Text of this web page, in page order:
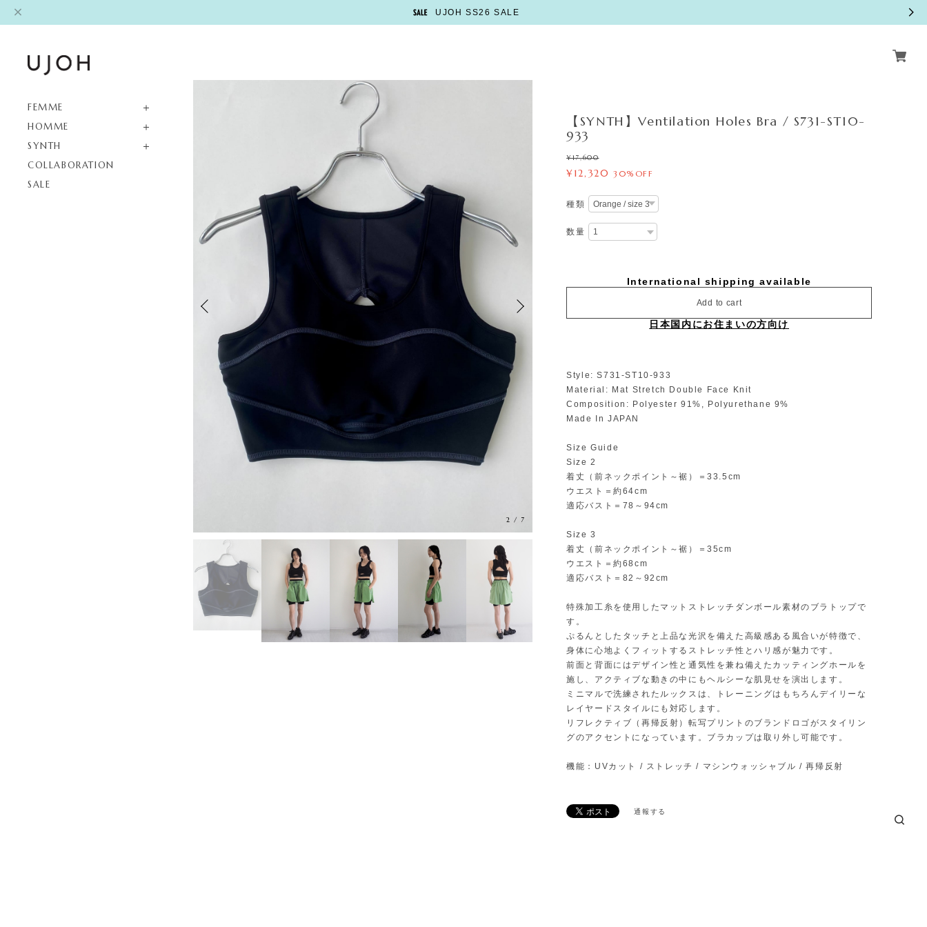
UJOH SS26 SALE
FEMME
HOMME
SYNTH
COLLABORATION
SALE
2 / 7
【SYNTH】Ventilation Holes Bra / S731-ST10-
933
¥17,600
¥12,320 30%OFF
種類
数量
International shipping available
Add to cart
日本国内にお住まいの方向け
Style: S731-ST10-933
Material: Mat Stretch Double Face Knit
Composition: Polyester 91%, Polyurethane 9%
Made In JAPAN
Size Guide
Size 2
着丈（前ネックポイント～裾）＝33.5cm
ウエスト＝約64cm
適応バスト＝78～94cm
Size 3
着丈（前ネックポイント～裾）＝35cm
ウエスト＝約68cm
適応バスト＝82～92cm
特殊加⼯⽷を使⽤したマットストレッチダンボール素材のブラトップで
す。
ぷるんとしたタッチと上品な光沢を備えた⾼級感ある⾵合いが特徴で、
⾝体に⼼地よくフィットするストレッチ性とハリ感が魅⼒です。
前⾯と背⾯にはデザイン性と通気性を兼ね備えたカッティングホールを
施し、アクティブな動きの中にもヘルシーな肌⾒せを演出します。
ミニマルで洗練されたルックスは、トレーニングはもちろんデイリーな
レイヤードスタイルにも対応します。
リフレクティブ（再帰反射）転写プリントのブランドロゴがスタイリン
グのアクセントになっています。ブラカップは取り外し可能です。
機能：UVカット / ストレッチ / マシンウォッシャブル / 再帰反射
通報する